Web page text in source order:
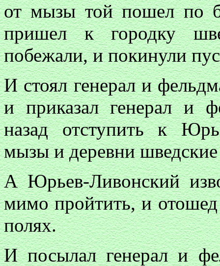
от мызы той пошел по
пришел к городку
побежали, и покинули
И стоял генерал и
и приказал генерал и
назад отступить к
мызы и деревни шведские
А Юрьев-Ливонский
мимо пройтить, и отошед
полях.
И посылал генерал и